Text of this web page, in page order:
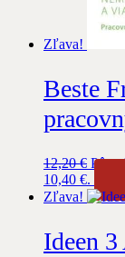
Zľava!
Beste
12,20€
10,40 €.
Zľava!
Ideen